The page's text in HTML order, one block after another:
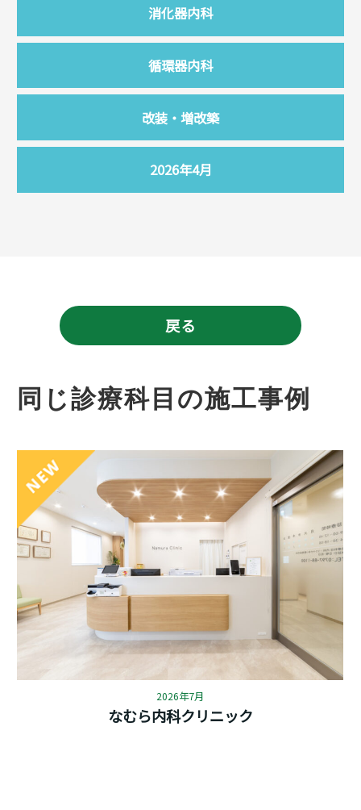
消化器内科
循環器内科
改装・増改築
2026年4月
戻る
同じ診療科目の施工事例
2026年7月
なむら内科クリニック